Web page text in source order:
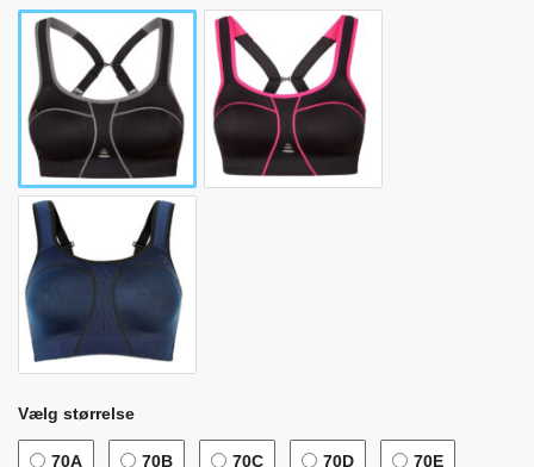
Vælg størrelse
70A 70B 70C 70D 70E